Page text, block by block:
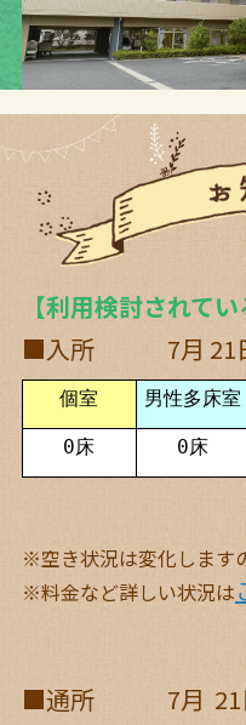
【利用検討されてい
■入所 7月 21
個室 男性多床室
0床 0床
※空く
※空き状況は変化します
※料金など詳しい状況は
■通所 7月 21